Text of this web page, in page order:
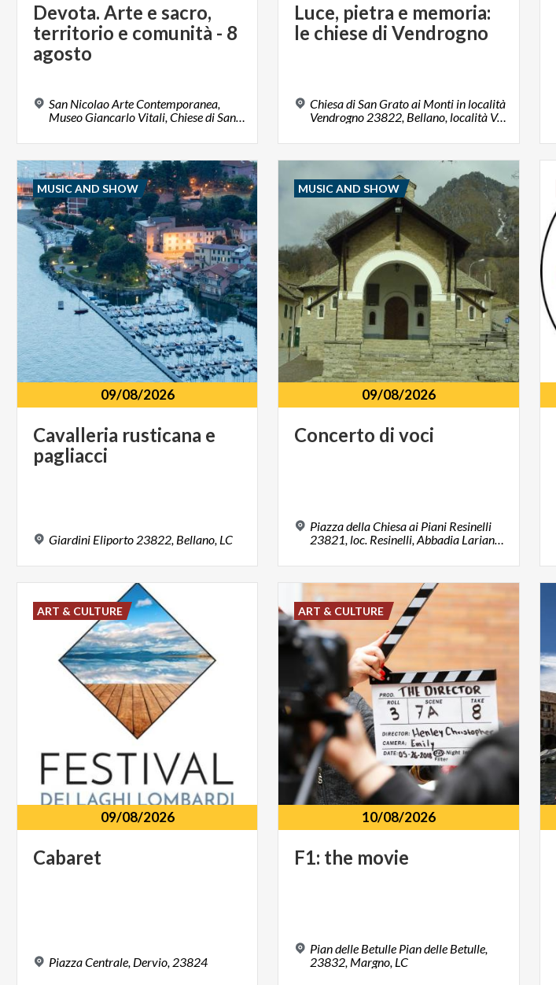
Devota. Arte e sacro,
territorio e comunità - 8
agosto
San Nicolao Arte Contemporanea,
Luce, pietra e memoria:
le chiese di Vendrogno
Chiesa di San Grato ai Monti in località
Vendrogno 23822, Bellano, località Vendrogno, LC
09/08/2026
Cavalleria rusticana e
pagliacci
Giardini Eliporto 23822, Bellano, LC
MUSIC AND SHOW
09/08/2026
Concerto di voci
Piazza della Chiesa ai Piani Resinelli
MUSIC AND SHOW
09/08/2026
Cabaret
PiazzaCentrale, Dervio, 23824
ART & CULTURE
10/08/2026
F1: the movie
Pian delle Betulle Pian delle Betulle,
23832, Margno, LC
ART & CULTURE